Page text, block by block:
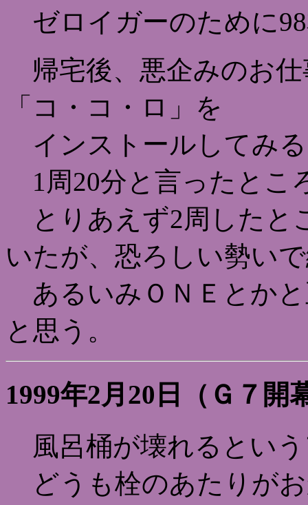
ゼロイガーのために
帰宅後、悪企みのお
「コ・コ・ロ」を
インストールしてみ
1周20分と言ったとこ
とりあえず2周したと
いたが、恐ろしい勢い
あるいみＯＮＥとか
と思う。
1999年2月20日（Ｇ７開
風呂桶が壊れるとい
どうも栓のあたりが